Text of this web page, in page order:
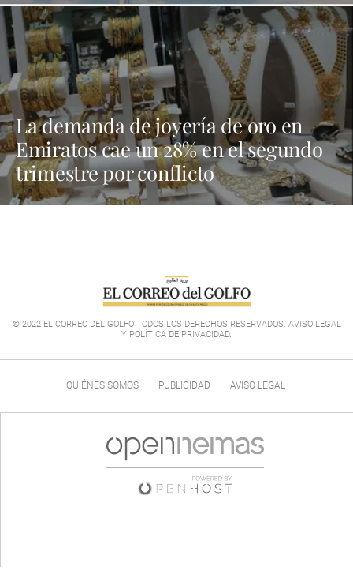
La demanda de joyería de oro en
Emiratos cae un 28% en el segundo
trimestre por conflicto
© 2022 EL CORREO DEL GOLFO TODOS LOS DERECHOS RESERVADOS. AVISO LEGAL
Y POLÍTICA DE PRIVACIDAD.
QUIÉNES SOMOS PUBLICIDAD AVISO LEGAL